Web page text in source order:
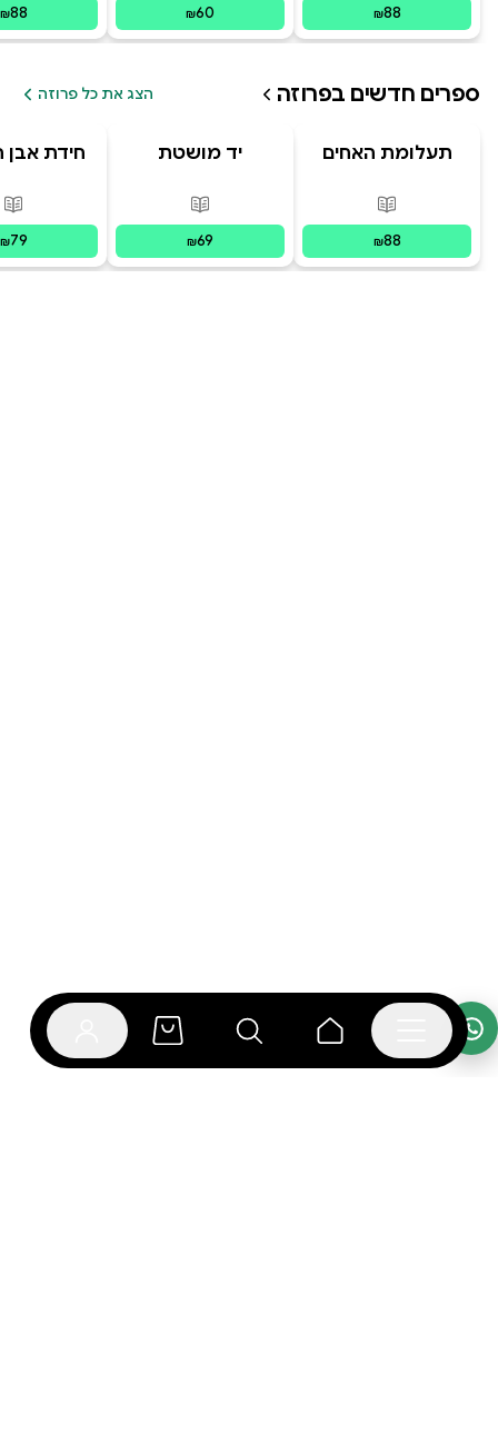
₪88
₪60
₪88
ספרים חדשים בפרוזה הצג את כל פרוזה
תעלומת האחים
פורמטים זמינים
מודפס
₪88
יד מושטת
פורמטים זמינים מודפס
₪69
חידת אבן
₪79